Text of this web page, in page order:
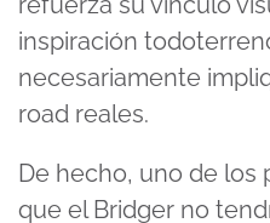
inspiración
necesariamente
road reales.
De hecho, uno de los
que el Bridger no